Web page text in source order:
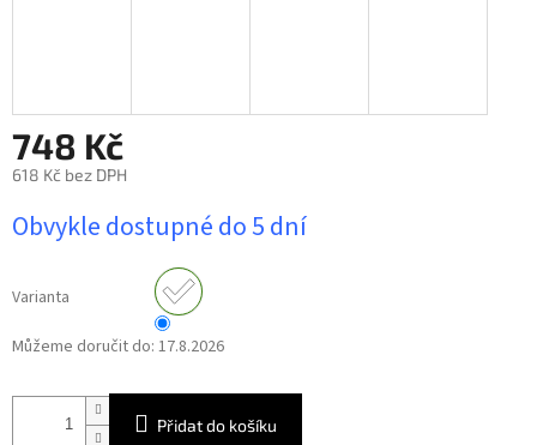
748 Kč
618 Kč bez DPH
cena:
Obvykle dostupné do 5 dní
Varianta
Můžeme doručit do: 17.8.2026
Přidat do košíku